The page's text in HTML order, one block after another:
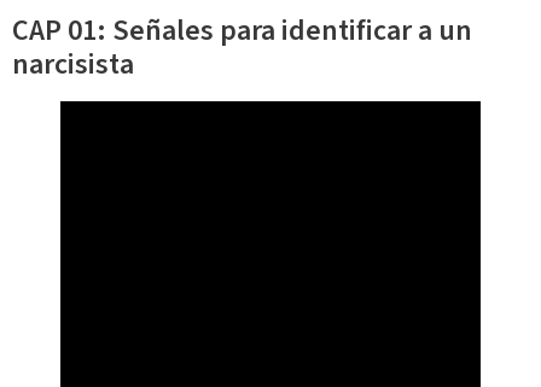
CAP 01: Señales para identificar a un
narcisista